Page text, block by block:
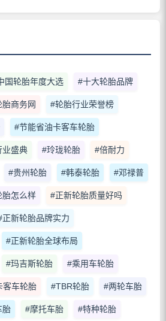
国轮胎年度大选 #十大轮胎品牌
商务网 #轮胎行业荣誉榜
#节能省油卡客车轮胎
业盛典 #玲珑轮胎 #倍耐力
#贵州轮胎 #韩泰轮胎 #邓禄普
胎怎么样 #正新轮胎质量好吗
正新轮胎品牌实力
#正新轮胎全球布局
#玛吉斯轮胎 #乘用车轮胎
客车轮胎 #TBR轮胎 #两轮车胎
胎 #摩托车胎 #特种轮胎